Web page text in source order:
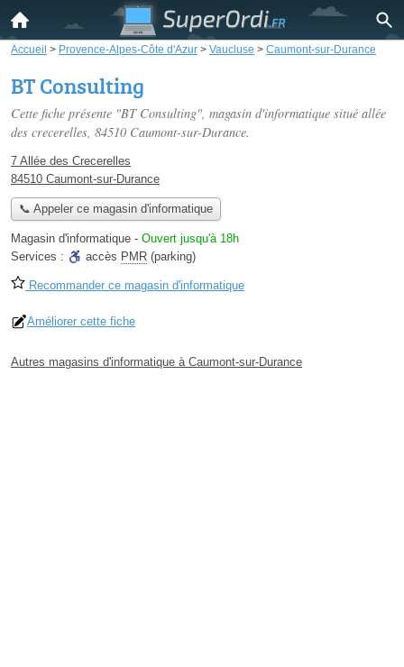
Accueil > Provence-Alpes-Côte d'Azur > Vaucluse > Caumont-sur-Durance
BT Consulting
Cette fiche présente "BT Consulting", magasin d'informatique situé allée
des crecerelles, 84510 Caumont-sur-Durance.
7 Allée des Crecerelles
84510 Caumont-sur-Durance
📞 Appeler ce magasin d'informatique
Magasin d'informatique - Ouvert jusqu'à 18h
Services :
accès PMR (parking)
Recommander ce magasin d'informatique
Améliorer cette fiche
Autres magasins d'informatique à Caumont-sur-Durance